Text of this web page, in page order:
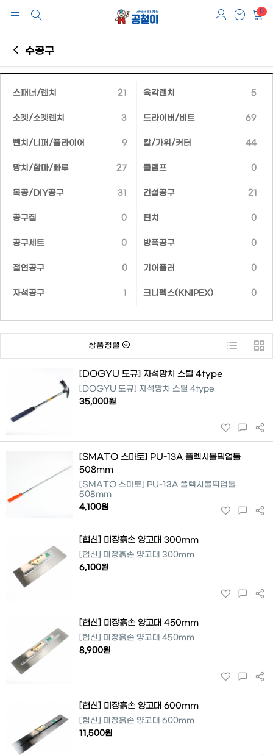
0
수공구
스패너/렌치 21 육각렌치 5
소켓/소켓렌치 3 드라이버/비트 69
뺀치/니퍼/플라이어 9 칼/가위/커터 44
망치/함마/빠루 27 클램프 0
목공/DIY공구 31 건설공구 21
공구집 0 펀치 0
공구세트 0 방폭공구 0
절연공구 0 기어풀러 0
자석공구 1 크니펙스(KNIPEX) 0
상품정렬
[DOGYU 도규] 자석망치 스틸 4type
[DOGYU 도규] 자석망치 스틸 4type
35,000원
[SMATO 스마토] PU-13A 플렉시볼픽업툴
508mm
[SMATO 스마토] PU-13A 플렉시볼픽업툴
508mm
4,100원
[협신] 미장흙손 양고대 300mm
[협신] 미장흙손 양고대 300mm
6,100원
[협신] 미장흙손 양고대 450mm
[협신] 미장흙손 양고대 450mm
8,900원
[협신] 미장흙손 양고대 600mm
[협신] 미장흙손 양고대 600mm
11,500원